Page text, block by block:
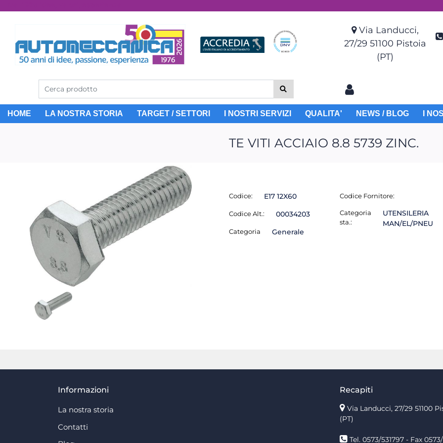
Via Landucci,
27/29 51100 Pistoia
(PT)
HOME LA NOSTRA STORIA TARGET / SETTORI I NOSTRI SERVIZI QUALITA' NEWS / BLOG I
TE VITI ACCIAIO 8.8 5739 ZINC.
Codice: E17 12X60
Codice Alt.: 00034203
Categoria Generale
Codice Fornitore:
Categoria
sta.:
UTENSILERIA
MAN/EL/PNEU
Informazioni
La nostra storia
Contatti
Recapiti
Via Landucci, 27/29 51100
(PT)
Tel. 0573/531797 - Fax 0573/